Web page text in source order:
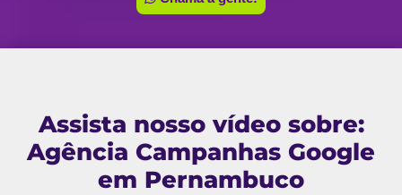
Assista nosso vídeo sobre:
Agência Campanhas Google
em Pernambuco